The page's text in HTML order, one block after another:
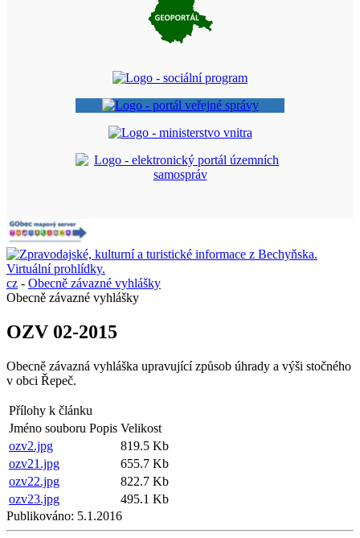
cz - Obecně závazné vyhlášky
Obecně závazné vyhlášky
OZV 02-2015
Obecně závazná vyhláška upravující způsob úhrady a výši stočného
v obci Řepeč.
Přílohy k článku
Jméno souboru Popis Velikost
ozv2.jpg
819.5 Kb
ozv21.jpg
655.7 Kb
ozv22.jpg
822.7 Kb
ozv23.jpg
495.1 Kb
Publikováno: 5.1.2016